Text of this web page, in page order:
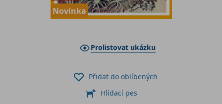
Novinka
Prolistovat ukázku
Přidat do oblíbených
Hlídací pes